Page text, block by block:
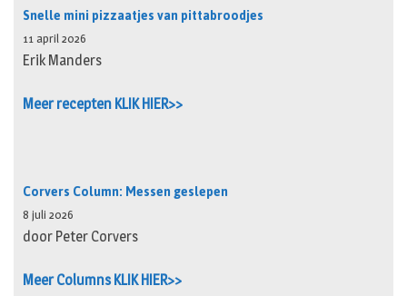
Snelle mini pizzaatjes van pittabroodjes
11 april 2026
Erik Manders
Meer recepten KLIK HIER>>
Corvers Column: Messen geslepen
8 juli 2026
door Peter Corvers
Meer Columns KLIK HIER>>